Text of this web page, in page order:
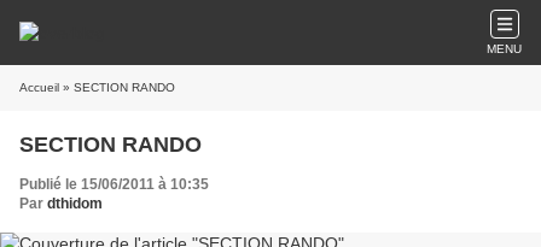
MENU
Accueil » SECTION RANDO
SECTION RANDO
Publié le 15/06/2011 à 10:35
Par dthidom